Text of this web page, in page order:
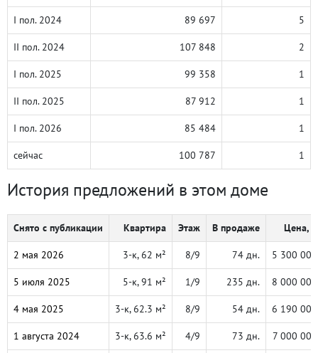
I пол. 2024 89 697 5
II пол. 2024 107 848 2
I пол. 2025 99 358 1
II пол. 2025 87 912 1
I пол. 2026 85 484 1
сейчас 100 787 1
История предложений в этом доме
Снято с публикации Квартира Этаж В продаже Цена, ₽
2 мая 2026 3-к, 62 м² 8/9 74 дн. 5 300 000
5 июля 2025 5-к, 91 м² 1/9 235 дн. 8 000 000
4 мая 2025 3-к, 62.3 м² 8/9 54 дн. 6 190 000
1 августа 2024 3-к, 63.6 м² 4/9 73 дн. 7 000 000